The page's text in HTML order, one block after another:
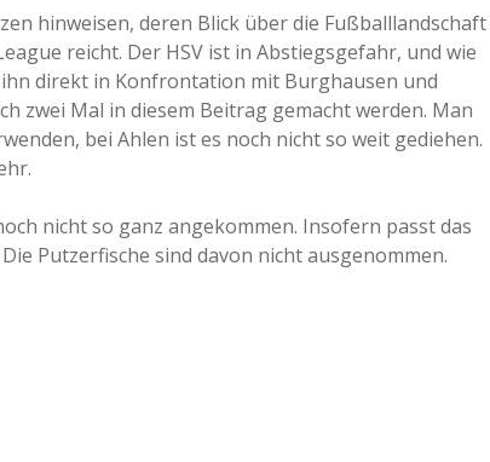
hinweisen, deren Blick über die Fußballlandschaft
reicht. Der HSV ist in Abstiegsgefahr, und wie
direkt in Konfrontation mit Burghausen und
zwei Mal in diesem Beitrag gemacht werden. Man
bei Ahlen ist es noch nicht so weit gediehen.
nicht so ganz angekommen. Insofern passt das
Putzerfische sind davon nicht ausgenommen.